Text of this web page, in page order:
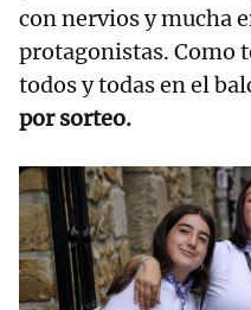
con nervios y mucha
protagonistas. Como
todos y todas en el
por sorteo.